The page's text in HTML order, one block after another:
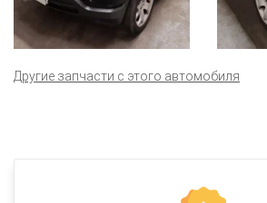
Другие запчасти с этого автомобиля